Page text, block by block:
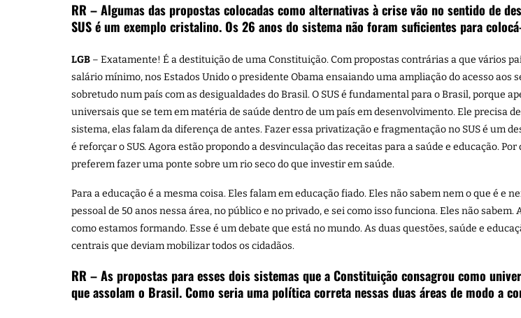
RR – Algumas das propostas colocadas como alternativas à crise vão no sentido de
SUS é um exemplo cristalino. Os 26 anos do sistema não foram suficientes para
LGB – Exatamente! É a destituição de uma Constituição. Com propostas contrárias a que vários
salário mínimo, nos Estados Unido o presidente Obama ensaiando uma ampliação do acesso aos
sobretudo num país com as desigualdades do Brasil. O SUS é fundamental para o Brasil, porque
universais que se tem em matéria de saúde dentro de um país em desenvolvimento. Ele precisa
sistema, elas falam da diferença de antes. Fazer essa privatização e fragmentação no SUS é um
é reforçar o SUS. Agora estão propondo a desvinculação das receitas para a saúde e educação.
preferem fazer uma ponte sobre um rio seco do que investir em saúde.
Para a educação é a mesma coisa. Eles falam em educação fiado. Eles não sabem nem o que é e
pessoal de 50 anos nessa área, no público e no privado, e sei como isso funciona. Eles não
como estamos formando. Esse é um debate que está no mundo. As duas questões, saúde e
centrais que deviam mobilizar todos os cidadãos.
RR – As propostas para esses dois sistemas que a Constituição consagrou como
que assolam o Brasil. Como seria uma política correta nessas duas áreas de modo a